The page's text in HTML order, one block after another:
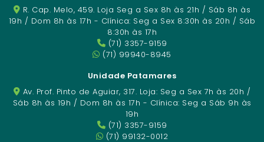
R. Cap. Melo, 459. Loja Seg a Sex 8h às 21h / Sáb 8h às
19h / Dom 8h às 17h - Clínica: Seg a Sex 8:30h às 20h / Sáb
8:30h às 17h
(71) 3357-9159
(71) 99940-8945
Unidade Patamares
Av. Prof. Pinto de Aguiar, 317. Loja: Seg a Sex 7h às 20h /
Sáb 8h às 19h / Dom 8h às 17h - Clínica: Seg a Sáb 9h às
19h
(71) 3357-9159
(71) 99132-0012